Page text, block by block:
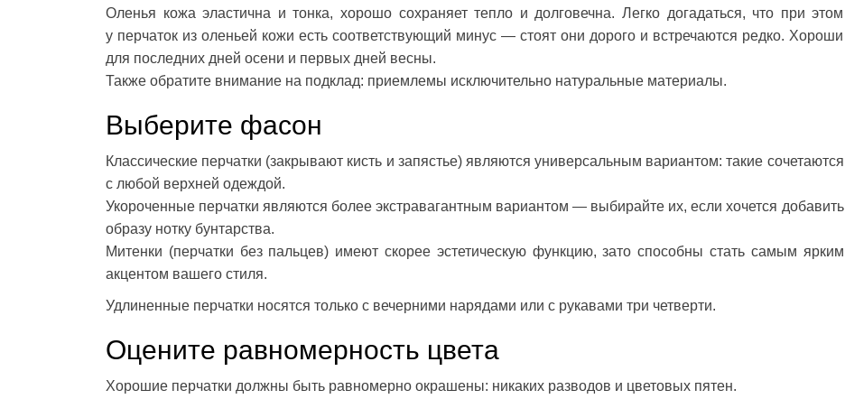
Оленья кожа эластична и тонка, хорошо сохраняет тепло и долговечна. Легко догадаться, что при этом
у перчаток из оленьей кожи есть соответствующий минус — стоят они дорого и встречаются редко. Хороши
для последних дней осени и первых дней весны.
Также обратите внимание на подклад: приемлемы исключительно натуральные материалы.
Выберите фасон
Классические перчатки (закрывают кисть и запястье) являются универсальным вариантом: такие сочетаются
с любой верхней одеждой.
Укороченные перчатки являются более экстравагантным вариантом — выбирайте их, если хочется добавить
образу нотку бунтарства.
Митенки (перчатки без пальцев) имеют скорее эстетическую функцию, зато способны стать самым ярким
акцентом вашего стиля.
Удлиненные перчатки носятся только с вечерними нарядами или с рукавами три четверти.
Оцените равномерность цвета
Хорошие перчатки должны быть равномерно окрашены: никаких разводов и цветовых пятен.